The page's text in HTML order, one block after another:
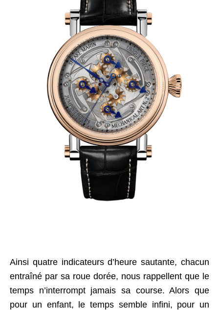
Ainsi quatre indicateurs d’heure sautante, chacun
entraîné par sa roue dorée, nous rappellent que le
temps n’interrompt jamais sa course. Alors que
pour un enfant, le temps semble infini, pour un